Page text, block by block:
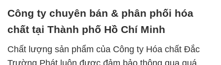
Công ty chuyên bán & phân phối hóa
chất tại Thành phố Hồ Chí Minh
Chất lượng sản phẩm của Công ty Hóa chất Đắc